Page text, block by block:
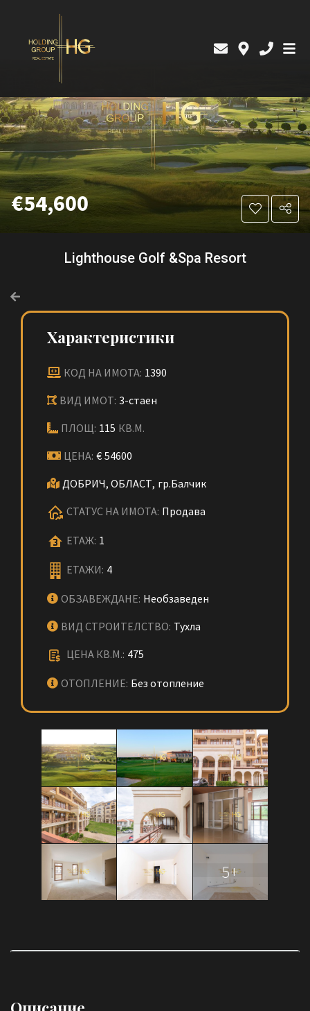
€54,600
Lighthouse Golf &Spa Resort
Характеристики
КОД НА ИМОТА: 1390
ВИД ИМОТ: 3-стаен
ПЛОЩ: 115 КВ.М.
ЦЕНА: € 54600
ДОБРИЧ, ОБЛАСТ, гр.Балчик
СТАТУС НА ИМОТА: Продава
ЕТАЖ: 1
ЕТАЖИ: 4
ОБЗАВЕЖДАНЕ: Необзаведен
ВИД СТРОИТЕЛСТВО: Тухла
ЦЕНА КВ.М.: 475
ОТОПЛЕНИЕ: Без отопление
5+